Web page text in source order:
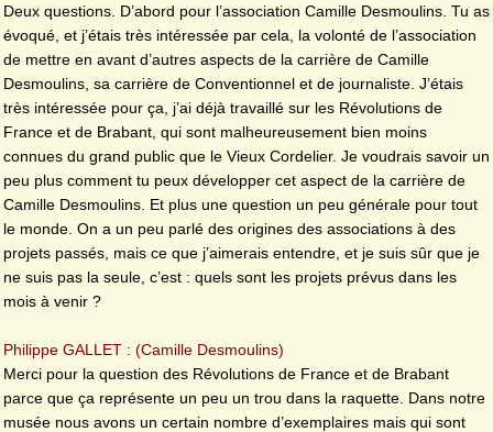
Deux questions. D’abord pour l’association Camille Desmoulins. Tu as
évoqué, et j’étais très intéressée par cela, la volonté de l’association
de mettre en avant d’autres aspects de la carrière de Camille
Desmoulins, sa carrière de Conventionnel et de journaliste. J’étais
très intéressée pour ça, j’ai déjà travaillé sur les Révolutions de
France et de Brabant, qui sont malheureusement bien moins
connues du grand public que le Vieux Cordelier. Je voudrais savoir un
peu plus comment tu peux développer cet aspect de la carrière de
Camille Desmoulins. Et plus une question un peu générale pour tout
le monde. On a un peu parlé des origines des associations à des
projets passés, mais ce que j’aimerais entendre, et je suis sûr que je
ne suis pas la seule, c’est : quels sont les projets prévus dans les
mois à venir ?
Philippe GALLET : (Camille Desmoulins)
Merci pour la question des Révolutions de France et de Brabant
parce que ça représente un peu un trou dans la raquette. Dans notre
musée nous avons un certain nombre d’exemplaires mais qui sont